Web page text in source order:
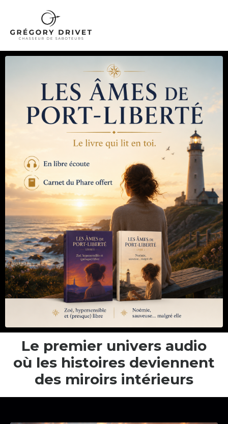
Le premier univers audio
où les histoires deviennent
des miroirs intérieurs